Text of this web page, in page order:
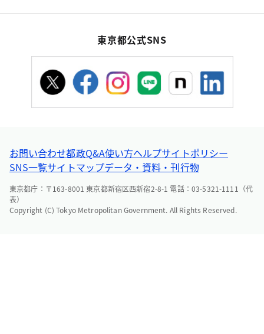
東京都公式SNS
お問い合わせ都政Q&A使い方ヘルプサイトポリシー
SNS一覧サイトマップデータ・資料・刊行物
東京都庁：〒163-8001 東京都新宿区西新宿2-8-1 電話：03-5321-1111（代
表）
Copyright (C) Tokyo Metropolitan Government. All Rights Reserved.